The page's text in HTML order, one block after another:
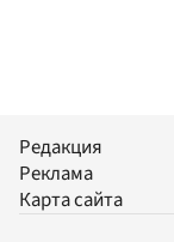
Редакция
Реклама
Карта сайта